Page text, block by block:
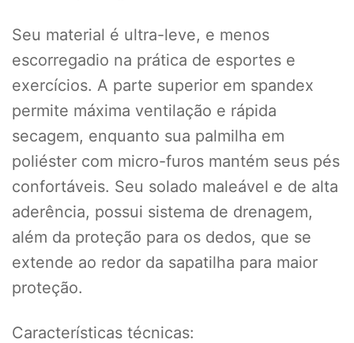
Seu material é ultra-leve, e menos
escorregadio na prática de esportes e
exercícios. A parte superior em spandex
permite máxima ventilação e rápida
secagem, enquanto sua palmilha em
poliéster com micro-furos mantém seus pés
confortáveis. Seu solado maleável e de alta
aderência, possui sistema de drenagem,
além da proteção para os dedos, que se
extende ao redor da sapatilha para maior
proteção.
Características técnicas: